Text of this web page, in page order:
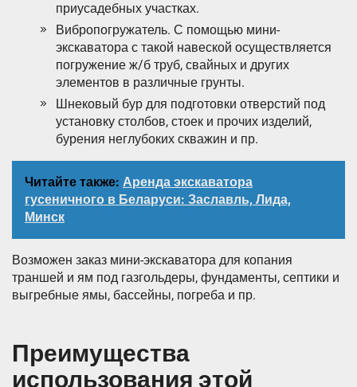
приусадебных участках.
Вибропогружатель. С помощью мини-
экскаватора с такой навеской осуществляется
погружение ж/б труб, свайных и других
элементов в различные грунты.
Шнековый бур для подготовки отверстий под
установку столбов, стоек и прочих изделий,
бурения неглубоких скважин и пр.
Читайте также: Аренда экскаватора
гусеничного в Беларуси: Заславль, Лида,
Минск
Возможен заказ мини-экскаватора для копания
траншей и ям под газгольдеры, фундаменты, септики и
выгребные ямы, бассейны, погреба и пр.
Преимущества
использования этой